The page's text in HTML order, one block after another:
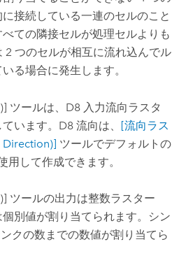
接続している一連のセルのこと
ての隣接セルが処理セルよりも
2 つのセルが相互に流れ込んでル
る場合に発生します。
ツールは、D8 入力流向ラスタ
います。D8 流向は、 [流向ラス
Direction)] ツールでデフォルトの
用して作成できます。
ツールの出力は整数ラスター
別値が割り当てられます。シン
クの数までの数値が割り当てら